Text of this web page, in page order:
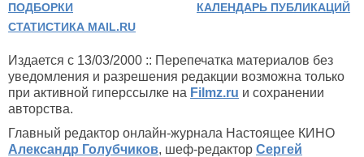
ПОДБОРКИ
КАЛЕНДАРЬ ПУБЛИКАЦИЙ
СТАТИСТИКА MAIL.RU
Издается с 13/03/2000 :: Перепечатка материалов без
уведомления и разрешения редакции возможна только
при активной гиперссылке на Filmz.ru и сохранении
авторства.
Главный редактор онлайн-журнала Настоящее КИНО
Александр Голубчиков, шеф-редактор Сергей